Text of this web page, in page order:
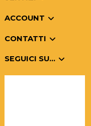
ACCOUNT
CONTATTI
SEGUICI SU...